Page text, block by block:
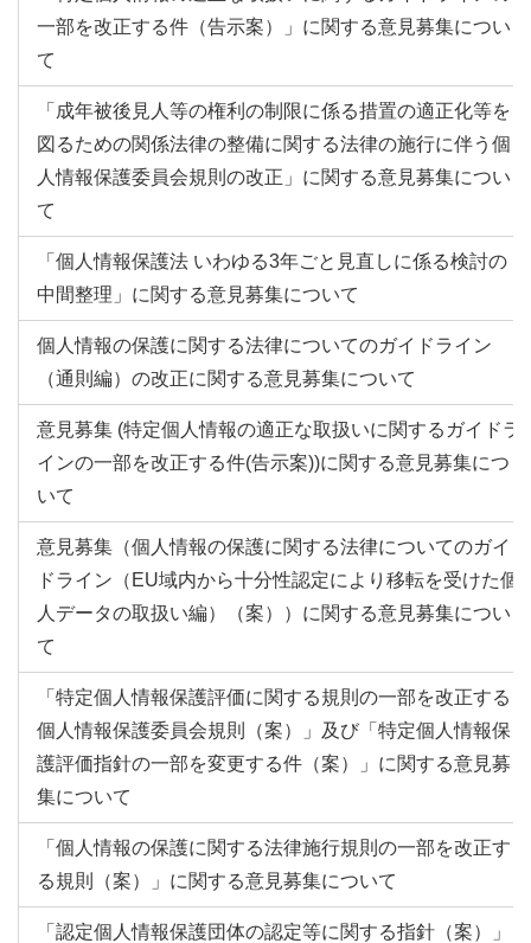
一部を改正する件（告示案）」に関する意見募集につい
て
「成年被後見人等の権利の制限に係る措置の適正化等を
図るための関係法律の整備に関する法律の施行に伴う個
人情報保護委員会規則の改正」に関する意見募集につい
て
「個人情報保護法 いわゆる3年ごと見直しに係る検討の
中間整理」に関する意見募集について
個人情報の保護に関する法律についてのガイドライン
（通則編）の改正に関する意見募集について
意見募集 (特定個人情報の適正な取扱いに関するガイドラ
インの一部を改正する件(告示案))に関する意見募集につ
いて
意見募集（個人情報の保護に関する法律についてのガイ
ドライン（EU域内から十分性認定により移転を受けた個
人データの取扱い編）（案））に関する意見募集につい
て
「特定個人情報保護評価に関する規則の一部を改正する
個人情報保護委員会規則（案）」及び「特定個人情報保
護評価指針の一部を変更する件（案）」に関する意見募
集について
「個人情報の保護に関する法律施行規則の一部を改正す
る規則（案）」に関する意見募集について
「認定個人情報保護団体の認定等に関する指針（案）」